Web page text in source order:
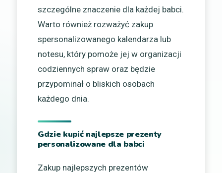
szczególne znaczenie dla każdej babci.
Warto również rozważyć zakup
spersonalizowanego kalendarza lub
notesu, który pomoże jej w organizacji
codziennych spraw oraz będzie
przypominał o bliskich osobach
każdego dnia.
Gdzie kupić najlepsze prezenty
personalizowane dla babci
Zakup najlepszych prezentów